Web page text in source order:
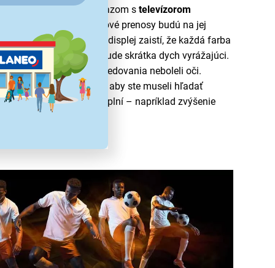
najlepším možným obrazom s televízorom
filmy, seriály aj športové prenosy budú na jej
dokonale. Jeho QLED displej zaistí, že každá farba
Celkový obraz tak bude skrátka dych vyrážajúci.
aby vás ani z dlhého sledovania neboleli oči.
gauča bez toho, aby ste museli hľadať
povel a televízor ho splní – napríklad zvýšenie